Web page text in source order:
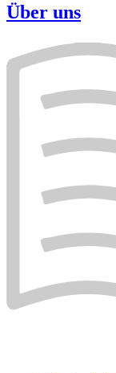
Über uns